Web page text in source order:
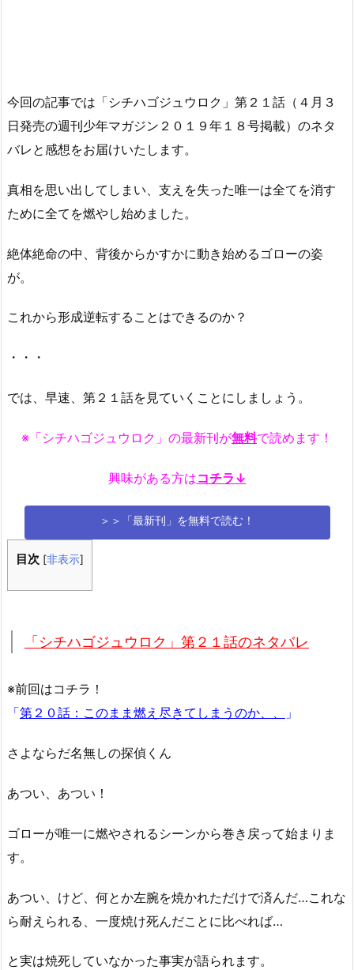
今回の記事では「シチハゴジュウロク」第２１話（４月３
日発売の週刊少年マガジン２０１９年１８号掲載）のネタ
バレと感想をお届けいたします。
真相を思い出してしまい、支えを失った唯一は全てを消す
ために全てを燃やし始めました。
絶体絶命の中、背後からかすかに動き始めるゴローの姿
が。
これから形成逆転することはできるのか？
・・・
では、早速、第２１話を見ていくことにしましょう。
※「シチハゴジュウロク」の最新刊が無料で読めます！
興味がある方はコチラ↓
＞＞「最新刊」を無料で読む！
目次 [非表示]
「シチハゴジュウロク」第２１話のネタバレ
※前回はコチラ！
「第２０話：このまま燃え尽きてしまうのか、、 」
さよならだ名無しの探偵くん
あつい、あつい！
ゴローが唯一に燃やされるシーンから巻き戻って始まりま
す。
あつい、けど、何とか左腕を焼かれただけで済んだ…これな
ら耐えられる、一度焼け死んだことに比べれば…
と実は焼死していなかった事実が語られます。